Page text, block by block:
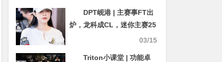
DPT岘港 | 主赛事FT出
炉，龙科成CL，迷你主赛25
03/15
Triton小课堂 | 功能卓